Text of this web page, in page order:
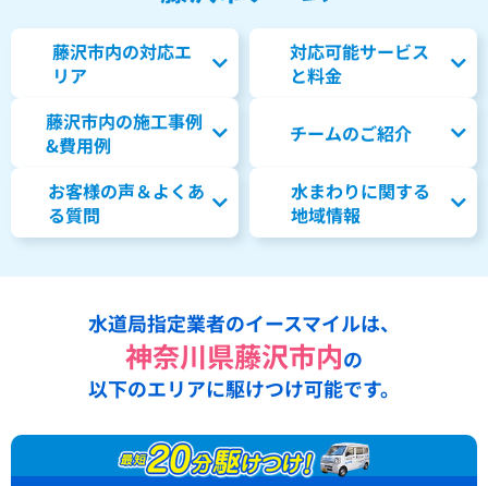
藤沢市内の対応エ
リア
対応可能サービス
と料金
藤沢市内の施工事例
&費用例
チームのご紹介
お客様の声＆よくあ
る質問
水まわりに関する
地域情報
水道局指定業者のイースマイルは、
神奈川県藤沢市内の
以下のエリアに駆けつけ可能です。